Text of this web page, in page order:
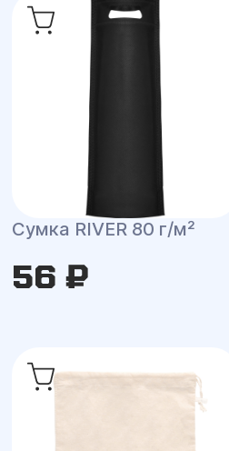
Сумка RIVER 80 г/м²
56 ₽